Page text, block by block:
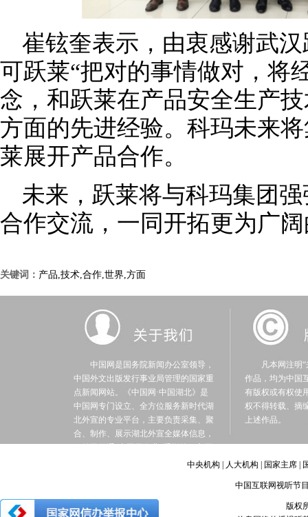
崔铉奎表示，由衷感谢武
可跃莱“把对的事情做对，将
念，和跃莱在产品安全生产
方面的先进经验。 科玛未来
莱展开产品合作。
未来，跃莱将与科玛集团
合作交流，一同开拓更为广
关键词： 产品,技术,合作,世界,方面